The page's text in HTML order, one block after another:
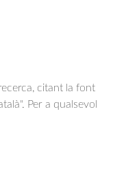
citant la font
Per a qualsevol